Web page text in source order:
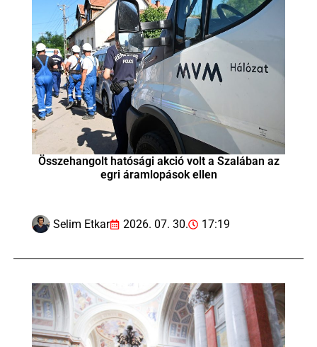
Összehangolt hatósági akció volt a Szalában az
egri áramlopások ellen
Selim Etkar 2026. 07. 30. 17:19